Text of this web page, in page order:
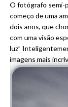
O fotógrafo semi-
começo de uma
dois anos, que
com uma visão
luz”
imagens mais